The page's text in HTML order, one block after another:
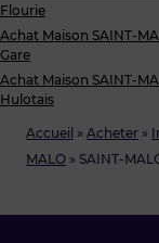
Accueil » Acheter »
MALO » SAINT-
Flourie
Achat Maison SAINT-
Gare
Achat Maison SAINT-
Hulotais